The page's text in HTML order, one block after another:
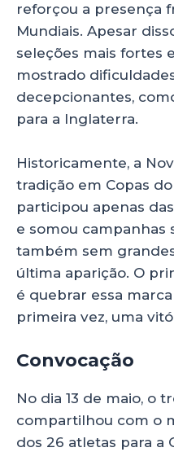
reforçou a presença
Mundiais. Apesar
seleções mais fortes
mostrado
decepcionantes,
para a Inglaterra.
Historicamente, a
tradição em Copas
participou apenas
e somou campanhas
também sem
última aparição. O
é quebrar essa
primeira vez, uma
Convocação
No dia 13 de maio, o
compartilhou com o
dos 26 atletas para a